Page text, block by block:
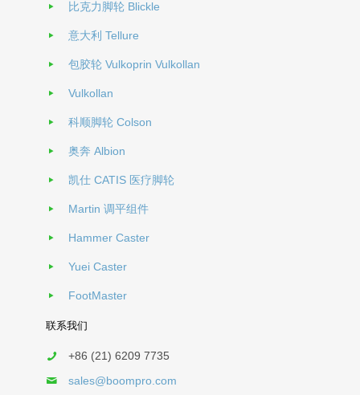
比克力脚轮 Blickle
意大利 Tellure
包胶轮 Vulkoprin Vulkollan
Vulkollan
科顺脚轮 Colson
奥奔 Albion
凯仕 CATIS 医疗脚轮
Martin 调平组件
Hammer Caster
Yuei Caster
FootMaster
联系我们
+86 (21) 6209 7735
sales@boompro.com